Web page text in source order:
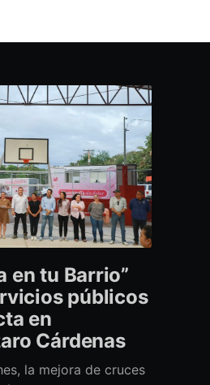
en tu Barrio”
públicos
en
Cárdenas
la mejora de cruces